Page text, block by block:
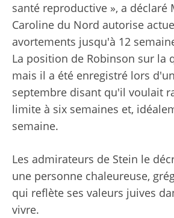
santé reproductive », a déclaré
Caroline du Nord autorise
avortements jusqu'à 12
La position de Robinson sur la
mais il a été enregistré lors
septembre disant qu'il voulait
limite à six semaines et,
semaine.
Les admirateurs de Stein le
une personne chaleureuse,
qui reflète ses valeurs juives
vivre.